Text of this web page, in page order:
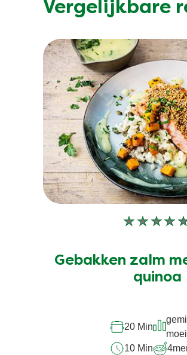
Vergelijkbare
Geen
voor
deze
Gebakken zalm
quinoa
20 Min
10 Min
4